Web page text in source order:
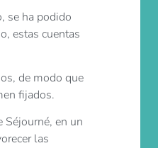
se ha podido
estas cuentas
de modo que
fijados.
en un
las